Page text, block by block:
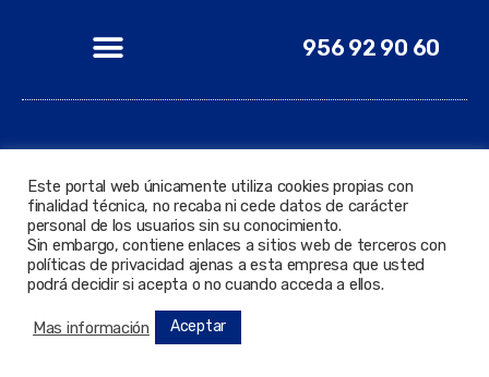
956 92 90 60
Nuevas Tecnologías.
Este portal web únicamente utiliza cookies propias con
finalidad técnica, no recaba ni cede datos de carácter
personal de los usuarios sin su conocimiento.
Sin embargo, contiene enlaces a sitios web de terceros con
políticas de privacidad ajenas a esta empresa que usted
podrá decidir si acepta o no cuando acceda a ellos.
Mas información Aceptar